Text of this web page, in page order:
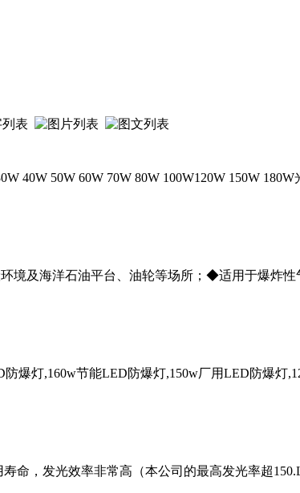
40W 50W 60W 70W 80W 100W120W 150W
境及海洋石油平台、油轮等场所；◆适用于爆炸性
爆灯,160w节能LED防爆灯,150w厂用LED防爆灯
命，发光效率非常高（本公司的最高发光率超